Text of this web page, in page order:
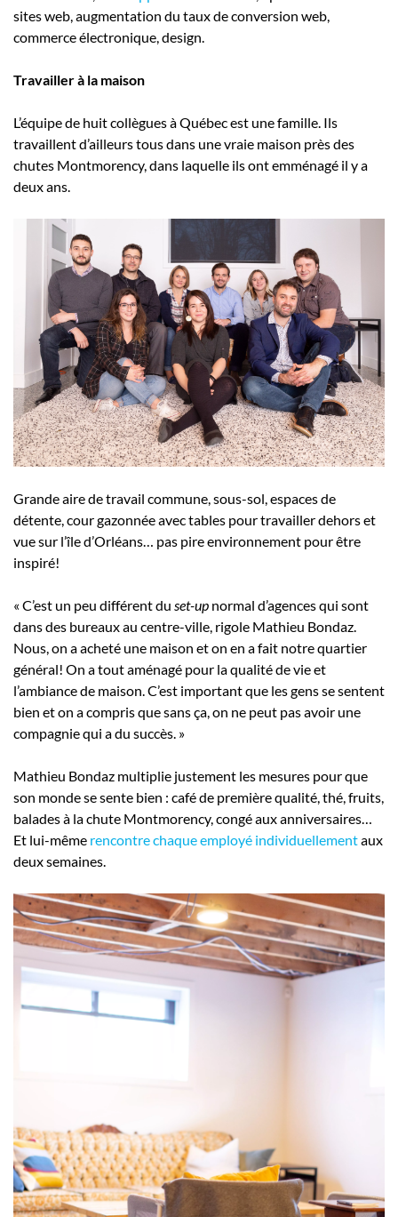
sites web, augmentation du taux de conversion web,
commerce électronique, design.
Travailler à la maison
L’équipe de huit collègues à Québec est une famille. Ils
travaillent d’ailleurs tous dans une vraie maison près des
chutes Montmorency, dans laquelle ils ont emménagé il y a
deux ans.
Grande aire de travail commune, sous-sol, espaces de
détente, cour gazonnée avec tables pour travailler dehors et
vue sur l’île d’Orléans… pas pire environnement pour être
inspiré!
« C’est un peu différent du set-up normal d’agences qui sont
dans des bureaux au centre-ville, rigole Mathieu Bondaz.
Nous, on a acheté une maison et on en a fait notre quartier
général! On a tout aménagé pour la qualité de vie et
l’ambiance de maison. C’est important que les gens se sentent
bien et on a compris que sans ça, on ne peut pas avoir une
compagnie qui a du succès. »
Mathieu Bondaz multiplie justement les mesures pour que
son monde se sente bien : café de première qualité, thé, fruits,
balades à la chute Montmorency, congé aux anniversaires…
Et lui-même rencontre chaque employé individuellementaux
deux semaines.